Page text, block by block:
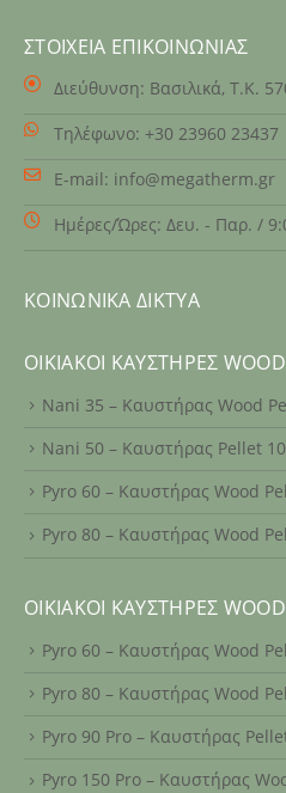
ΣΤΟΙΧΕΊΑ ΕΠΙΚΟΙΝΩΝΊΑΣ
Διεύθυνση: Βασιλικά, Τ.Κ.
Τηλέφωνο: +30 23960 23437
E-mail: info@megatherm.gr
Ημέρες/Ώρες: Δευ. - Παρ. /
ΚΟΙΝΩΝΙΚΆ ΔΊΚΤΥΑ
ΟΙΚΙΑΚΟΊ ΚΑΥΣΤΉΡΕΣ WOOD
Nani 35 – Καυστήρας Wood
Nani 50 – Καυστήρας Pellet
Pyro 60 – Καυστήρας Wood
Pyro 80 – Καυστήρας Wood
ΟΙΚΙΑΚΟΊ ΚΑΥΣΤΉΡΕΣ WOOD
Pyro 60 – Καυστήρας Wood
Pyro 80 – Καυστήρας Wood
Pyro 90 Pro – Καυστήρας
Pyro 150 Pro – Καυστήρας